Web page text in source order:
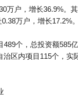
万户，增长36.9%。
万户，增长17.2%。
个，总投资额585
区内项目115个，